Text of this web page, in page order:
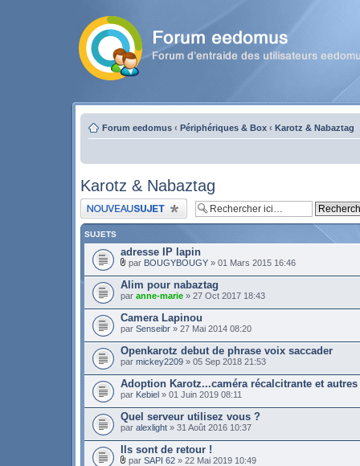
Forum eedomus ‹ Périphériques & Box ‹ Karotz & Nabaztag
Karotz & Nabaztag
Publier un nouveau sujet
SUJETS
adresse IP lapin
par BOUGYBOUGY » 01 Mars 2015 16:46
Alim pour nabaztag
par anne-marie » 27 Oct 2017 18:43
Camera Lapinou
par Senseibr » 27 Mai 2014 08:20
Openkarotz debut de phrase voix saccader
par mickey2209 » 05 Sep 2018 21:53
Adoption Karotz...caméra récalcitrante et
par Kebiel » 01 Juin 2019 08:11
Quel serveur utilisez vous ?
par alexlight » 31 Août 2016 10:37
Ils sont de retour !
par SAPI 62 » 22 Mai 2019 10:49